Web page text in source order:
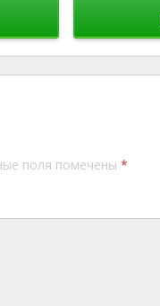
поля помечены *